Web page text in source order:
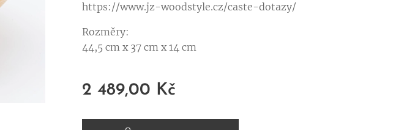
https://www.jz-woodstyle.cz/caste-dotazy/
Rozměry:
44,5 cm x 37 cm x 14 cm
2 489,00 Kč